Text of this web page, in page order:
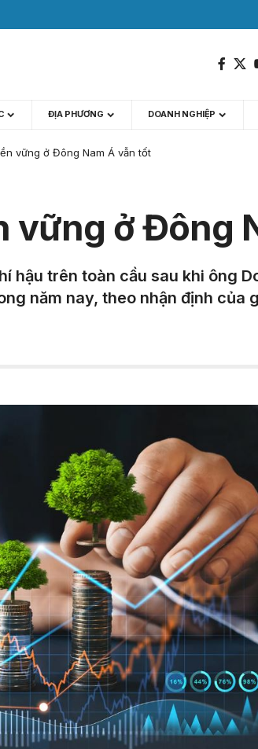
ĐỊA PHƯƠNG DOANH NGHIỆP
vững ở Đông Nam Á vẫn tốt
vững ở Đông
hậu trên toàn cầu sau khi ông
năm nay, theo nhận định của